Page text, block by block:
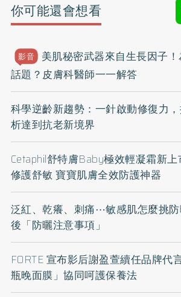
你可能還會想看
影音
美肌秘密武器來自生長因子
話題？皮膚科醫師一一解答
科學逆齡新趨勢：一針啟動修復力
析達到抗老新境界
Cetaphil舒特膚Baby極效輕凝霜新
修護舒敏 寶寶肌膚全效防護神器
泛紅、乾癢、刺痛⋯敏感肌怎麼挑
後「防曬注意事項」
FORTE 宣布影后謝盈萱續任品牌代
瓶晚面膜」協同呵護保養法